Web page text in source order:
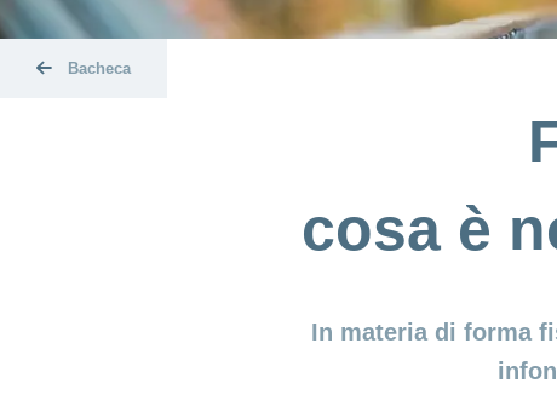
Bacheca
cosa è
In materia di forma